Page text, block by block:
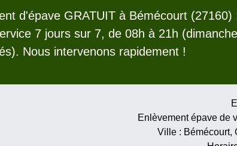
d'épave GRATUIT à Bémécourt (27160)
7 jours sur 7, de 08h à 21h
Nous intervenons rapidement !
Enlèvement épave de
Ville : Bémécourt,